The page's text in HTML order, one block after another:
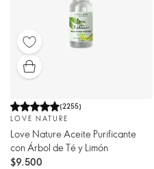
(2255)
LOVE NATURE
Love Nature Aceite Purificante
con Árbol de Té y Limón
$9.500